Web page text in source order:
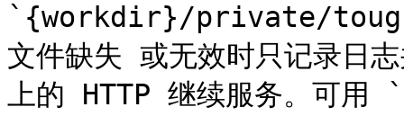
`{workdir}/private/
文件缺失 或无效时只记录日
上的 HTTP 继续服务。可